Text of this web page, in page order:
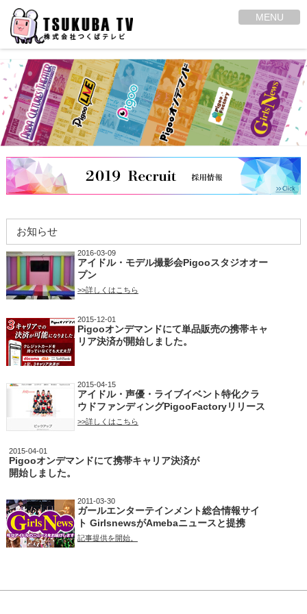
MENU
お知らせ
2016-03-09
アイドル・モデル撮影会Pigooスタジオオー
プン
>>詳しくはこちら
2015-12-01
Pigooオンデマンドにて単品販売の携帯キャ
リア決済が開始しました。
2015-04-15
アイドル・声優・ライブイベント特化クラ
ウドファンディングPigooFactoryリリース
>>詳しくはこちら
2015-04-01
Pigooオンデマンドにて携帯キャリア決済が
開始しました。
2011-03-30
ガールエンターテインメント総合情報サイ
ト GirlsnewsがAmebaニュースと提携
記事提供を開始。